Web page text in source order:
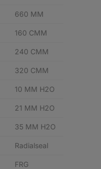
660 MM
160 CMM
240 CMM
320 CMM
10 MM H2O
21 MM H2O
35 MM H2O
Radialseal
FRG